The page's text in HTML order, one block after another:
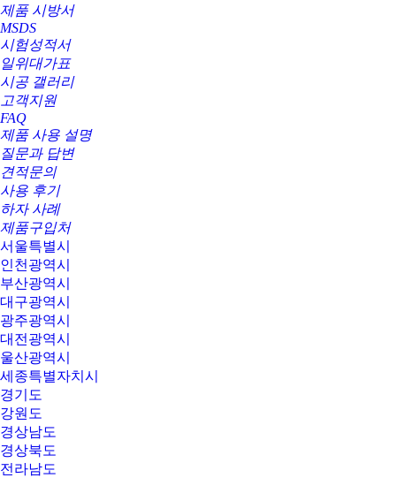
제품 시방서
MSDS
시험성적서
일위대가표
시공 갤러리
고객지원
FAQ
제품 사용 설명
질문과 답변
견적문의
사용 후기
하자 사례
제품구입처
서울특별시
인천광역시
부산광역시
대구광역시
광주광역시
대전광역시
울산광역시
세종특별자치시
경기도
강원도
경상남도
경상북도
전라남도